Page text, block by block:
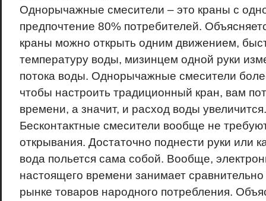
Однорычажные смесители – это краны с
предпочтение 80% потребителей.
краны можно открыть одним движением,
температуру воды, мизинцем одной руки
потока воды. Однорычажные смесители
чтобы настроить традиционный кран, вам
времени, а значит, и расход воды увеличится.
Бесконтактные смесители вообще не
открывания. Достаточно поднести руки или
вода польется сама собой. Вообще,
настоящего времени занимает
рынке товаров народного потребления.